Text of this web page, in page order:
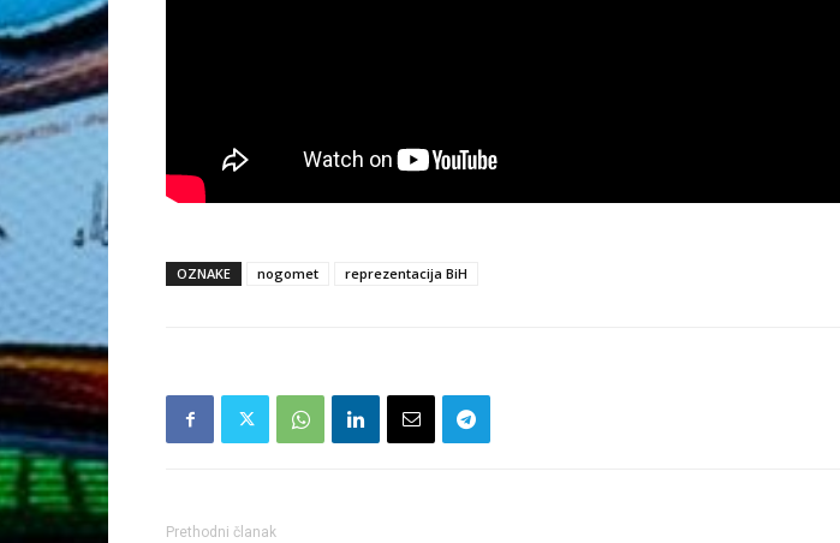
OZNAKE nogomet reprezentacija BiH
Prethodni članak